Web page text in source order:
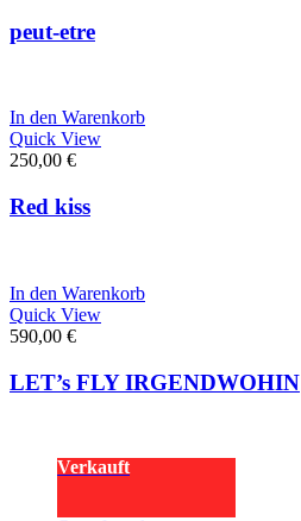
peut-etre
In den Warenkorb
Quick View
250,00 €
Red kiss
In den Warenkorb
Quick View
590,00 €
LET’s FLY IRGENDWOHIN
Verkauft